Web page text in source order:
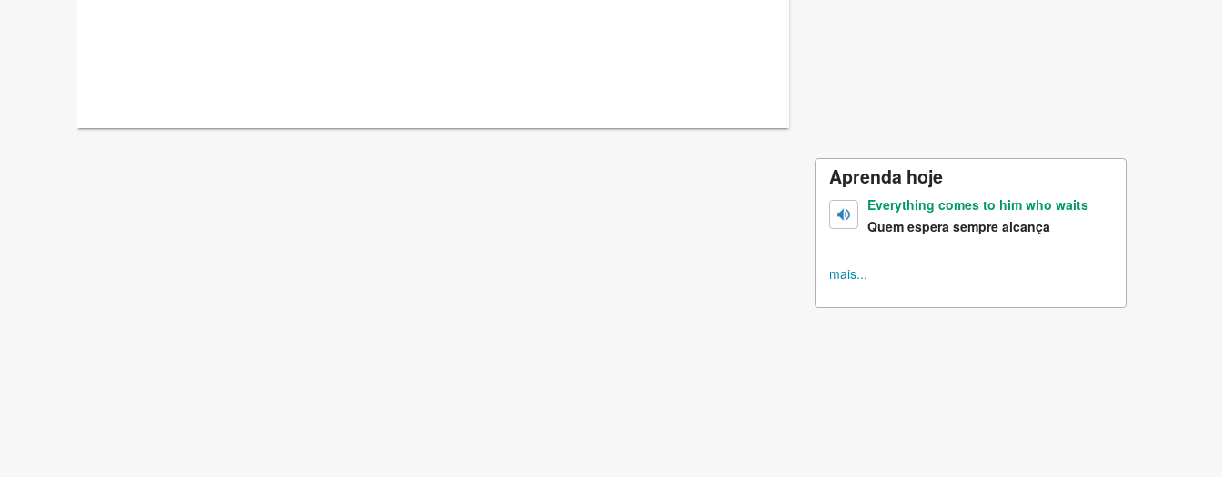
Aprenda hoje
Everything comes to him who waits
Quem espera sempre alcança
mais...